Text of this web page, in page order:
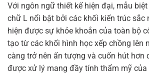
Với ngôn ngữ thiết kế hiện đại, mẫu
chữ L nổi bật bởi các khối kiến trúc sắc
hiện được sự khỏe khoắn của toàn bộ
tạo từ các khối hình học xếp chồng lên
càng trở nên ấn tượng và cuốn hút hơn
được xử lý mang đầy tính thẩm mỹ của